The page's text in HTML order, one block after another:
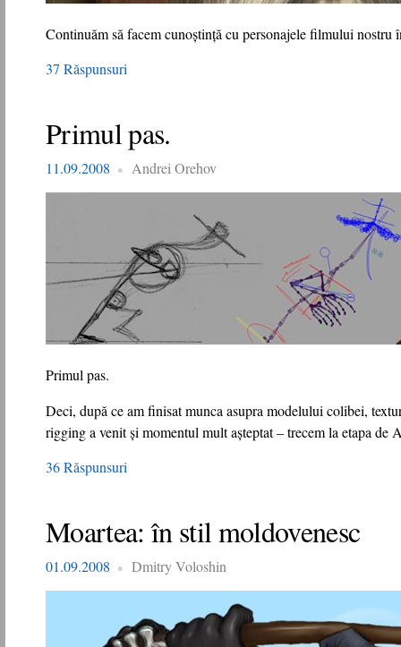
Continuăm să facem cunoştinţă cu personajele filmului nostru
37 Răspunsuri
Primul pas.
11.09.2008 Andrei Orehov
Primul pas.
Deci, după ce am finisat munca asupra modelului colibei,
rigging a venit şi momentul mult aşteptat – trecem la etapa de
36 Răspunsuri
Moartea: în stil moldovenesc
01.09.2008 Dmitry Voloshin